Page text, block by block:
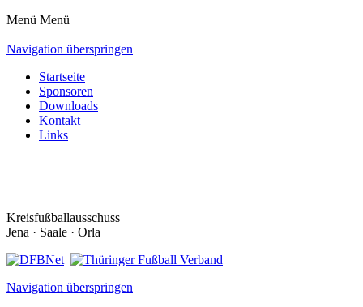
Menü Menü
Navigation überspringen
Startseite
Sponsoren
Downloads
Kontakt
Links
Kreisfußballausschuss
Jena · Saale · Orla
Navigation überspringen